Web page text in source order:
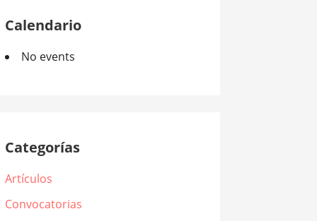
Calendario
No events
Categorías
Artículos
Convocatorias